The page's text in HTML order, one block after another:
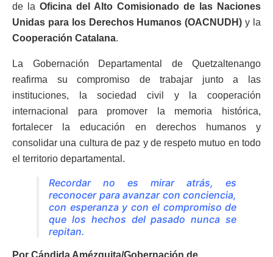
de la Oficina del Alto Comisionado de las Naciones
Unidas para los Derechos Humanos (OACNUDH) y la
Cooperación Catalana.
La Gobernación Departamental de Quetzaltenango
reafirma su compromiso de trabajar junto a las
instituciones, la sociedad civil y la cooperación
internacional para promover la memoria histórica,
fortalecer la educación en derechos humanos y
consolidar una cultura de paz y de respeto mutuo en todo
el territorio departamental.
Recordar no es mirar atrás, es
reconocer para avanzar con conciencia,
con esperanza y con el compromiso de
que los hechos del pasado nunca se
repitan.
Por Cándida Amézquita/Gobernación de